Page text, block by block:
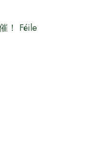
！ Féile